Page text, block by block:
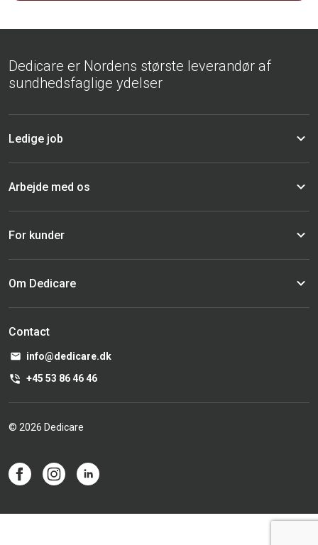
Dedicare er Nordens største leverandør af
sundhedsfaglige ydelser
Ledige job
Arbejde med os
For kunder
Om Dedicare
Contact
info@dedicare.dk
+45 53 86 46 46
© 2026 Dedicare